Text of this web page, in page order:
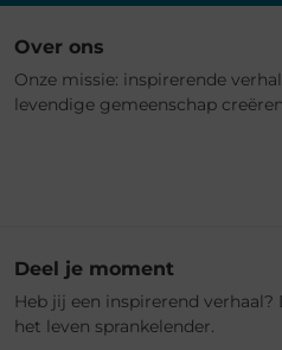
Over ons
Onze missie: inspirerende
levendige gemeenschap
Deel je moment
Heb jij een inspirerend verhaal?
het leven sprankelender.